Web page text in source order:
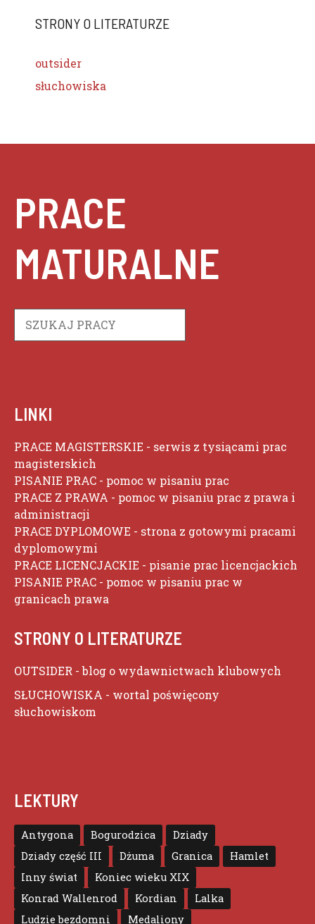
STRONY O LITERATURZE
outsider
słuchowiska
PRACE
MATURALNE
LINKI
PRACE MAGISTERSKIE - serwis z tysiącami prac
magisterskich
PISANIE PRAC - pomoc w pisaniu prac
PRACE Z PRAWA - pomoc w pisaniu prac z prawa i
administracji
PRACE DYPLOMOWE - strona z gotowymi pracami
dyplomowymi
PRACE LICENCJACKIE - pisanie prac licencjackich
PISANIE PRAC - pomoc w pisaniu prac w
granicach prawa
STRONY O LITERATURZE
OUTSIDER - blog o wydawnictwach klubowych
SŁUCHOWISKA - wortal poświęcony
słuchowiskom
LEKTURY
Antygona Bogurodzica
Dziady
Dziady część III
Dżuma Granica
Hamlet
Inny świat
Koniec wieku XIX
Konrad Wallenrod
Kordian
Lalka
Ludzie bezdomni
Medaliony